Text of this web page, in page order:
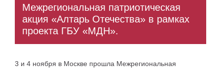
Межрегиональная патриотическая
акция «Алтарь Отечества» в рамках
проекта ГБУ «МДН».
3 и 4 ноября в Москве прошла Межрегиональная